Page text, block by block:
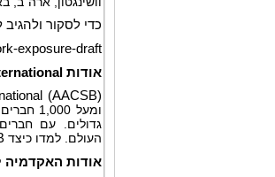
כדי לסקור
exposure-draft
אודות
(AACSB)
ומעל
גדולים. עם חברים ביותר מ-100
העולם. למדו כיצד
אודות האקדמיה